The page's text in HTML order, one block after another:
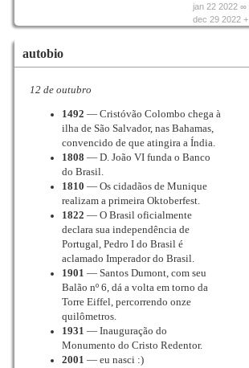
jan 22 2022 ∞
dec 29 2022 +
autobio
12 de outubro
1492 — Cristóvão Colombo chega à
ilha de São Salvador, nas Bahamas,
convencido de que atingira a Índia.
1808 — D. João VI funda o Banco
do Brasil.
1810 — Os cidadãos de Munique
realizam a primeira Oktoberfest.
1822 — O Brasil oficialmente
declara sua independência de
Portugal, Pedro I do Brasil é
aclamado Imperador do Brasil.
1901 — Santos Dumont, com seu
Balão nº 6, dá a volta em torno da
Torre Eiffel, percorrendo onze
quilômetros.
1931 — Inauguração do
Monumento do Cristo Redentor.
2001 — eu nasci :)